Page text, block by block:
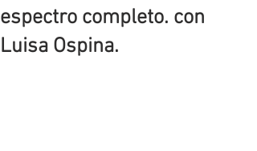
espectro completo. con
Luisa Ospina.